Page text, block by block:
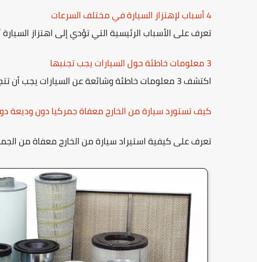
4 أسباب لإهتزاز السيارة في مختلف السرعات
تعرف على الأسباب الرئيسية التي تؤدي إلى اهتزاز
3 معلومات خاطئة حول السيارات يجب تجنبها
اكتشف 3 معلومات خاطئة وشائعة عن السيارات يجب أن تتجنبها للحفاظ على أداء سيارتك.
كيف تستورد سيارة من الخارج معفاة جمركيا دون وديعة
تعرف على كيفية استيراد سيارة من الخارج معفاة من